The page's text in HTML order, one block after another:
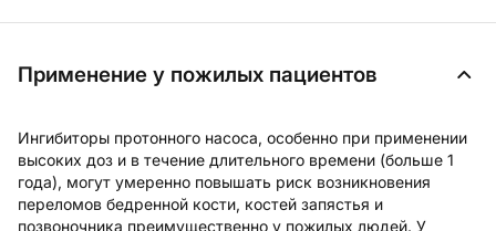
Применение у пожилых пациентов
Ингибиторы протонного насоса, особенно при применении
высоких доз и в течение длительного времени (больше 1
года), могут умеренно повышать риск возникновения
переломов бедренной кости, костей запястья и
позвоночника преимущественно у пожилых людей. У